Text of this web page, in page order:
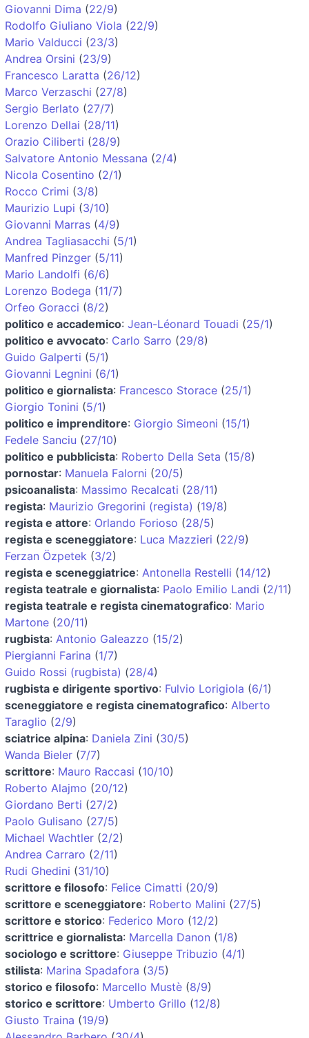
Giovanni Dima (22/9)
Rodolfo Giuliano Viola (22/9)
Mario Valducci (23/3)
Andrea Orsini (23/9)
Francesco Laratta (26/12)
Marco Verzaschi (27/8)
Sergio Berlato (27/7)
Lorenzo Dellai (28/11)
Orazio Ciliberti (28/9)
Salvatore Antonio Messana (2/4)
Nicola Cosentino (2/1)
Rocco Crimi (3/8)
Maurizio Lupi (3/10)
Giovanni Marras (4/9)
Andrea Tagliasacchi (5/1)
Manfred Pinzger (5/11)
Mario Landolfi (6/6)
Lorenzo Bodega (11/7)
Orfeo Goracci (8/2)
politico e accademico: Jean-Léonard Touadi (25/1)
politico e avvocato: Carlo Sarro (29/8)
Guido Galperti (5/1)
Giovanni Legnini (6/1)
politico e giornalista: Francesco Storace (25/1)
Giorgio Tonini (5/1)
politico e imprenditore: Giorgio Simeoni (15/1)
Fedele Sanciu (27/10)
politico e pubblicista: Roberto Della Seta (15/8)
pornostar: Manuela Falorni (20/5)
psicoanalista: Massimo Recalcati (28/11)
regista: Maurizio Gregorini (regista) (19/8)
regista e attore: Orlando Forioso (28/5)
regista e sceneggiatore: Luca Mazzieri (22/9)
Ferzan Özpetek (3/2)
regista e sceneggiatrice: Antonella Restelli (14/12)
regista teatrale e giornalista: Paolo Emilio Landi (2/11)
regista teatrale e regista cinematografico: Mario
Martone (20/11)
rugbista: Antonio Galeazzo (15/2)
Piergianni Farina (1/7)
Guido Rossi (rugbista) (28/4)
rugbista e dirigente sportivo: Fulvio Lorigiola (6/1)
sceneggiatore e regista cinematografico: Alberto
Taraglio (2/9)
sciatrice alpina: Daniela Zini (30/5)
Wanda Bieler (7/7)
scrittore: Mauro Raccasi (10/10)
Roberto Alajmo (20/12)
Giordano Berti (27/2)
Paolo Gulisano (27/5)
Michael Wachtler (2/2)
Andrea Carraro (2/11)
Rudi Ghedini (31/10)
scrittore e filosofo: Felice Cimatti (20/9)
scrittore e sceneggiatore: Roberto Malini (27/5)
scrittore e storico: Federico Moro (12/2)
scrittrice e giornalista: Marcella Danon (1/8)
sociologo e scrittore: Giuseppe Tribuzio (4/1)
stilista: Marina Spadafora (3/5)
storico e filosofo: Marcello Mustè (8/9)
storico e scrittore: Umberto Grillo (12/8)
Giusto Traina (19/9)